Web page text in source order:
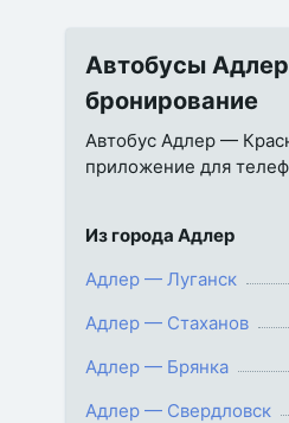
Автобусы
бронирование
Автобус Адлер —
приложение для
Из города Адлер
Адлер — Луганск
Адлер — Стаханов
Адлер — Брянка
Адлер — Свердловск